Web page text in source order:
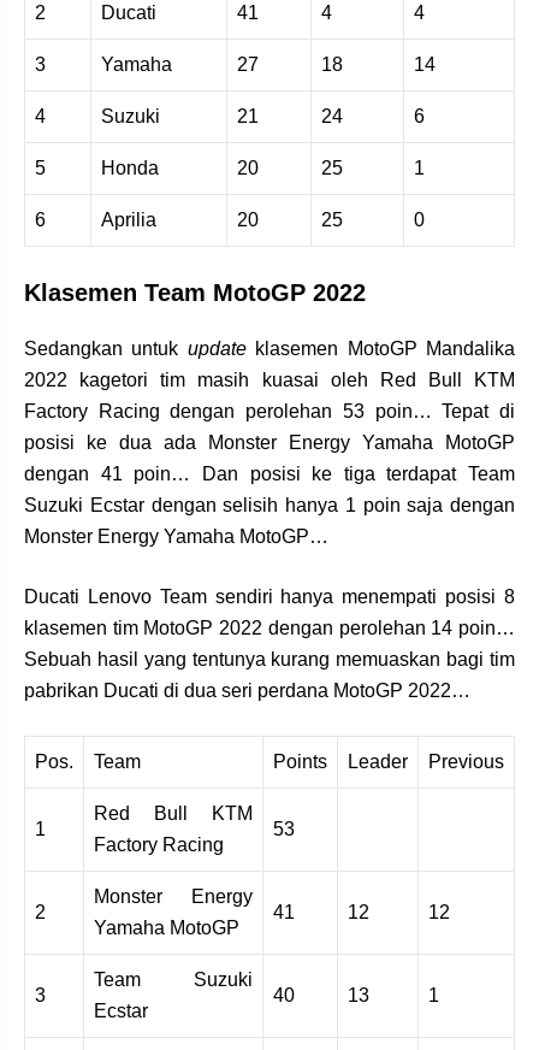
2 Ducati 41 4 4
3 Yamaha 27 18 14
4 Suzuki 21 24 6
5 Honda 20 25 1
6 Aprilia 20 25 0
Klasemen Team MotoGP 2022
Sedangkan untuk updateklasemen MotoGP Mandalika
2022 kagetori tim masih kuasai oleh Red Bull KTM
Factory Racing dengan perolehan 53 poin… Tepat di
posisi ke dua ada Monster Energy Yamaha MotoGP
dengan 41 poin… Dan posisi ke tiga terdapat Team
Suzuki Ecstar dengan selisih hanya 1 poin saja dengan
Monster Energy Yamaha MotoGP…
Ducati Lenovo Team sendiri hanya menempati posisi 8
klasemen tim MotoGP 2022 dengan perolehan 14 poin…
Sebuah hasil yang tentunya kurang memuaskan bagi tim
pabrikan Ducati di dua seri perdana MotoGP 2022…
Pos. Team Points Leader Previous
1
Red Bull KTM
Factory Racing
53
2
Monster Energy
Yamaha MotoGP
41 12 12
3
Team Suzuki
Ecstar
40 13 1